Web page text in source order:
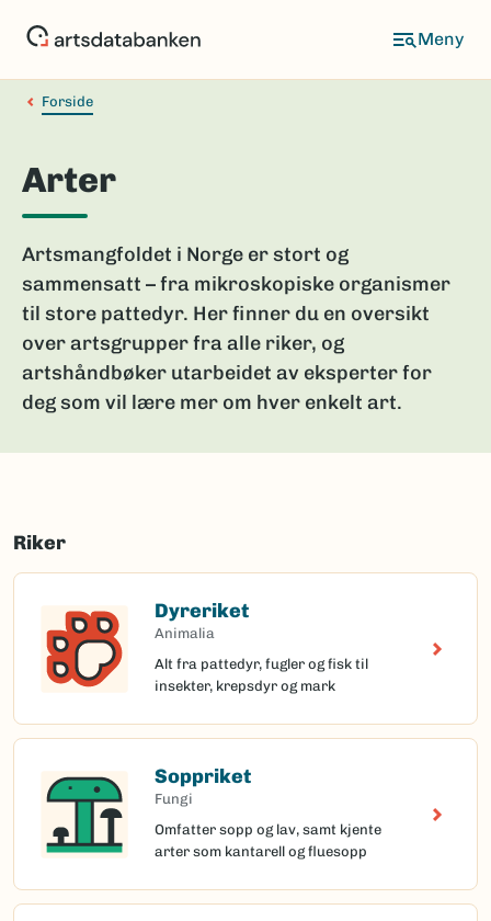
Forside
Arter
Artsmangfoldet i Norge er stort og
sammensatt – fra mikroskopiske organismer
til store pattedyr. Her finner du en oversikt
over artsgrupper fra alle riker, og
artshåndbøker utarbeidet av eksperter for
deg som vil lære mer om hver enkelt art.
Riker
Dyreriket
Animalia
Alt fra pattedyr, fugler og fisk til
insekter, krepsdyr og mark
Soppriket
Fungi
Omfatter sopp og lav, samt kjente
arter som kantarell og fluesopp